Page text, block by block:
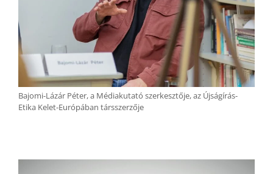
Bajomi-Lázár Péter, a Médiakutató szerkesztője, az Újságírás-
Etika Kelet-Európában társszerzője